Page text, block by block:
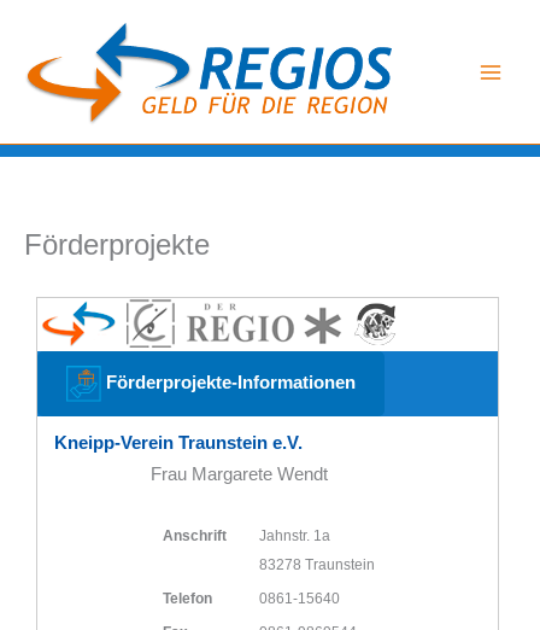
springen
Förderprojekte
Förderprojekte-Informationen
Kneipp-Verein Traunstein e.V.
Frau Margarete Wendt
Anschrift
Jahnstr. 1a
83278 Traunstein
Telefon
0861-15640